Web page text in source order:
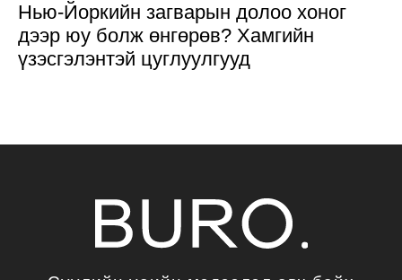
Нью-Йоркийн загварын долоо хоног
дээр юу болж өнгөрөв? Хамгийн
үзэсгэлэнтэй цуглуулгууд